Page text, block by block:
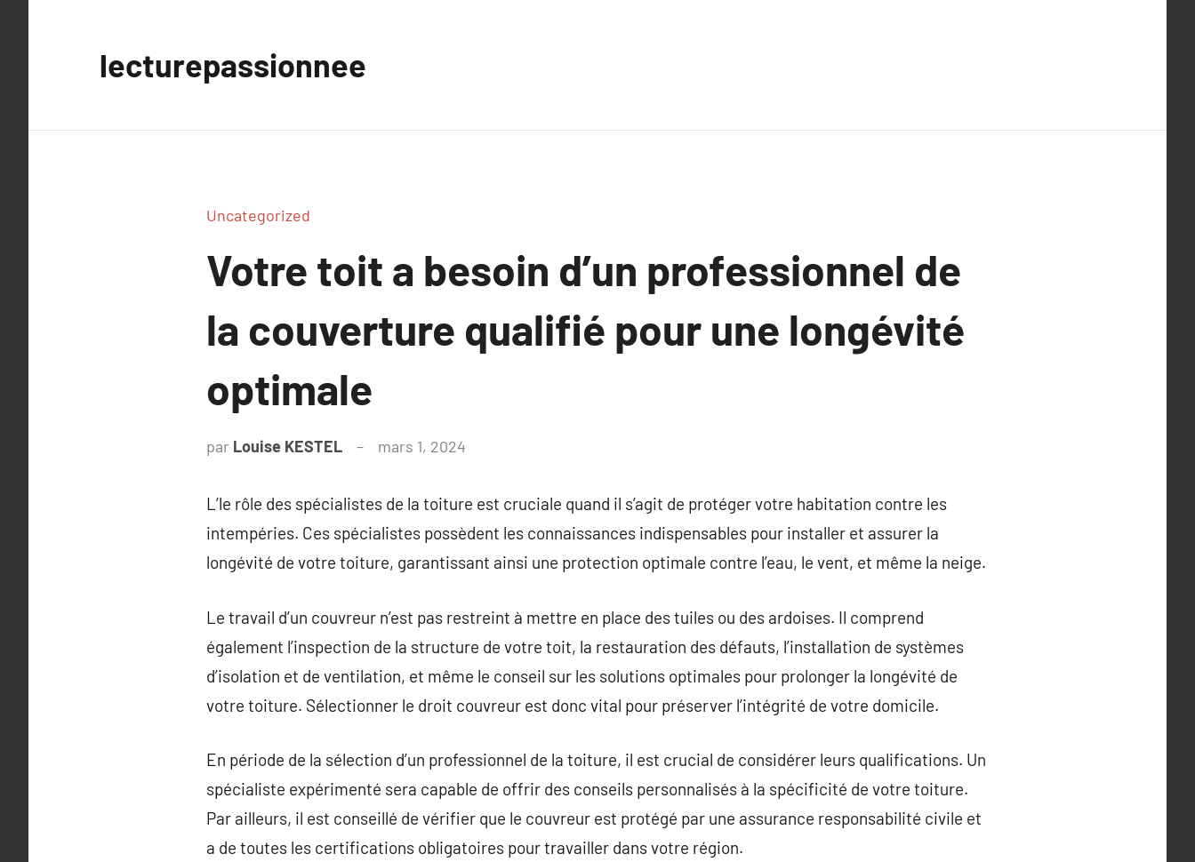
lecturepassionnee
Uncategorized
Votre toit a besoin d’un professionnel de
la couverture qualifié pour une longévité
optimale
par Louise KESTEL mars 1, 2024
L’le rôle des spécialistes de la toiture est cruciale quand il s’agit de protéger votre habitation contre les
intempéries. Ces spécialistes possèdent les connaissances indispensables pour installer et assurer la
longévité de votre toiture, garantissant ainsi une protection optimale contre l’eau, le vent, et même la neige.
Le travail d’un couvreur n’est pas restreint à mettre en place des tuiles ou des ardoises. Il comprend
également l’inspection de la structure de votre toit, la restauration des défauts, l’installation de systèmes
d’isolation et de ventilation, et même le conseil sur les solutions optimales pour prolonger la longévité de
votre toiture. Sélectionner le droit couvreur est donc vital pour préserver l’intégrité de votre domicile.
En période de la sélection d’un professionnel de la toiture, il est crucial de considérer leurs qualifications. Un
spécialiste expérimenté sera capable de offrir des conseils personnalisés à la spécificité de votre toiture.
Par ailleurs, il est conseillé de vérifier que le couvreur est protégé par une assurance responsabilité civile et
a de toutes les certifications obligatoires pour travailler dans votre région.